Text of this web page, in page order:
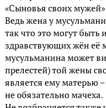
«Сыновья своих
Ведь жена у
так что это могут быть
здравствующих жён её
мусульманина может
прелестей) той жены
является ему матерью
не обязательно мачеха.